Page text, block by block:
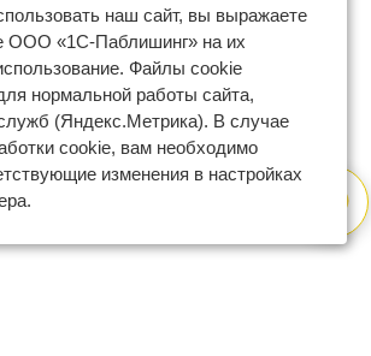
наш сайт, вы выражаете
ООО «1С-Паблишинг» на их
Файлы cookie
нормальной работы сайта,
(Яндекс.Метрика). В случае
cookie, вам необходимо
изменения в настройках